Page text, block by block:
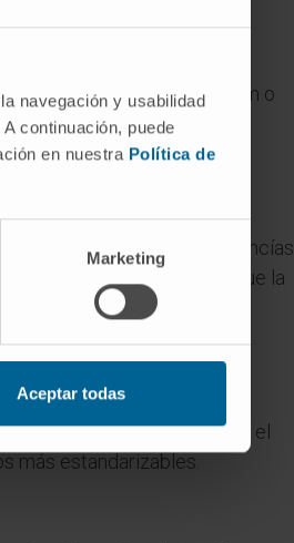
navegación y usabilidad
continuación, puede
en nuestra Política de
Marketing
Aceptar todas
semítica: el hebreo basam o
referido a un
la época colonial las mercancías
europeos asumieron que la
formulaciones tópicas
conserva su utilidad en el
más estandarizables.